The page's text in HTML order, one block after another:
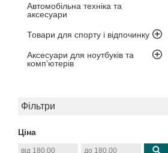
Автомобільна техніка та
аксесуари
Товари для спорту і відпочинку
Аксесуари для ноутбуків та
комп'ютерів
Фільтри
Ціна